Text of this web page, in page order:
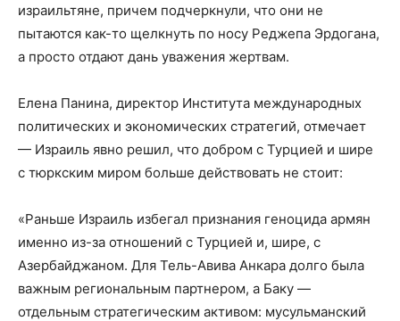
израильтяне, причем подчеркнули, что они не
пытаются как-то щелкнуть по носу Реджепа Эрдогана,
а просто отдают дань уважения жертвам.
Елена Панина, директор Института международных
политических и экономических стратегий, отмечает
— Израиль явно решил, что добром с Турцией и шире
с тюркским миром больше действовать не стоит:
«Раньше Израиль избегал признания геноцида армян
именно из-за отношений с Турцией и, шире, с
Азербайджаном. Для Тель-Авива Анкара долго была
важным региональным партнером, а Баку —
отдельным стратегическим активом: мусульманский